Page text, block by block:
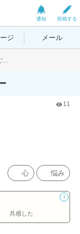
投稿する
通知
ジ メール
11
心 悩み
1
共感した